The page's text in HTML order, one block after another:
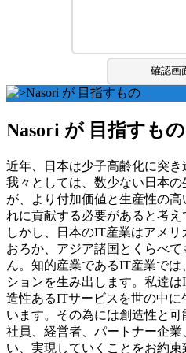
Nasori が 目指すもの
近年、日本は少子高齢化に突
我々としては、数少ない日本
が、より付加価値と生産性の
れに貢献する必要があると考え
しかし、日本のIT産業はアメ
おろか、アジア諸国とくらべ
ん。知的産業であるIT産業で
ションを生み出します。私達
造性あるITサービスを世の中
います。その為には創造性と可
社員、経営者、パートナー企
い、実現していくことをお約束